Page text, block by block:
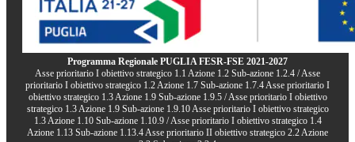
Programma Regionale PUGLIA FESR-FSE 2021-2027
Asse prioritario I obiettivo strategico 1.1 Azione 1.2 Sub-azione 1.2.4 / Asse
prioritario I obiettivo strategico 1.2 Azione 1.7 Sub-azione 1.7.4 Asse prioritario I
obiettivo strategico 1.3 Azione 1.9 Sub-azione 1.9.5 / Asse prioritario I obiettivo
strategico 1.3 Azione 1.9 Sub-azione 1.9.10 Asse prioritario I obiettivo strategico
1.3 Azione 1.10 Sub-azione 1.10.9 / Asse prioritario I obiettivo strategico 1.4
Azione 1.13 Sub-azione 1.13.4 Asse prioritario II obiettivo strategico 2.2 Azione